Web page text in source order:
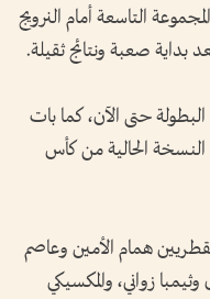
التاسعة أمام النرويج
بداية صعبة ونتائج ثقيلة.
حتى الآن، كما بات
النسخة الحالية من كأس
همام الأمين وعاصم
زواني، والمكسيكي